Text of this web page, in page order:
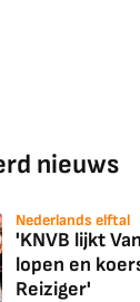
nieuws
Nederlands elftal
'KNVB lijkt
lopen en
Reiziger'